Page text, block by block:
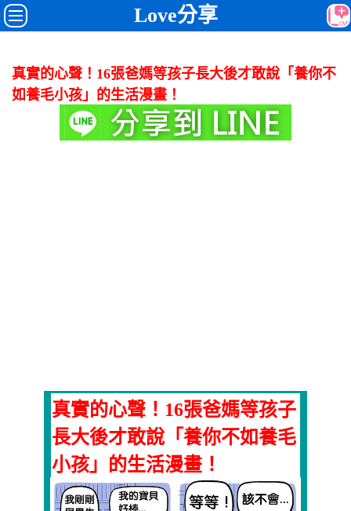
Love分享
真實的心聲！16張爸媽等孩子長大後才敢說「養你不
如養毛小孩」的生活漫畫！
真實的心聲！16張爸媽等孩子
長大後才敢說「養你不如養毛
小孩」的生活漫畫！